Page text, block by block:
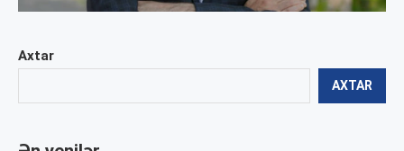
Axtar
AXTAR